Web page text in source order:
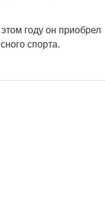
году он приобрел
спорта.